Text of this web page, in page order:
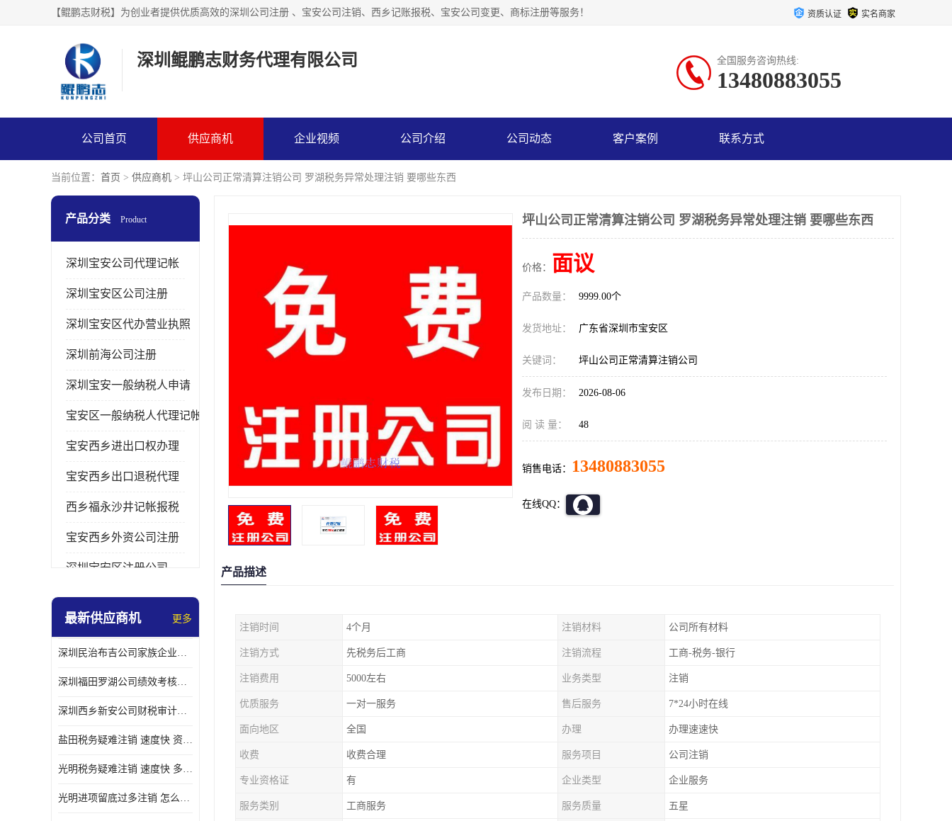
【鲲鹏志财税】为创业者提供优质高效的深圳公司注册 、宝安公司注销、西乡记账报税、宝安公司变更、商标注册等服务！ 资质认证 实名商家
深圳鲲鹏志财务代理有限公司 全国服务咨询热线:
13480883055
公司首页 供应商机 企业视频 公司介绍 公司动态 客户案例 联系方式
当前位置： 首页 > 供应商机 > 坪山公司正常清算注销公司 罗湖税务异常处理注销 要哪些东西
产品分类 Product
深圳宝安公司代理记帐
深圳宝安区公司注册
深圳宝安区代办营业执照
深圳前海公司注册
深圳宝安一般纳税人申请
宝安区一般纳税人代理记帐
宝安西乡进出口权办理
宝安西乡出口退税代理
西乡福永沙井记帐报税
宝安西乡外资公司注册
深圳宝安区注册公司
宝安西乡办理营业执照
宝安西乡代理记帐
注册公司
最新供应商机 更多
深圳民治布吉公司家族企业财务咨询详细设计方案 需要什么条件
深圳福田罗湖公司绩效考核如何应对 需要哪些手续
深圳西乡新安公司财税审计财税尽调如何应对 需要哪些流程
盐田税务疑难注销 速度快 资料清单 光明公司正常清算注销批发
光明税务疑难注销 速度快 多长时间处理好 沙井公司不经营了注销厂家批发
光明进项留底过多注销 怎么配合 多长时间弄好 深圳公司关门注销公司
坪山公司正常清算注销公司 罗湖税务异常处理注销 要哪些东西
价格： 面议
产品数量： 9999.00个
发货地址： 广东省深圳市宝安区
关键词： 坪山公司正常清算注销公司
发布日期： 2026-08-06
阅 读 量： 48
销售电话： 13480883055
在线QQ：
产品描述
注销时间 4个月 注销材料 公司所有材料
注销方式 先税务后工商 注销流程 工商-税务-银行
注销费用 5000左右 业务类型 注销
优质服务 一对一服务 售后服务 7*24小时在线
面向地区 全国 办理 办理速速快
收费 收费合理 服务项目 公司注销
专业资格证 有 企业类型 企业服务
服务类别 工商服务 服务质量 五星